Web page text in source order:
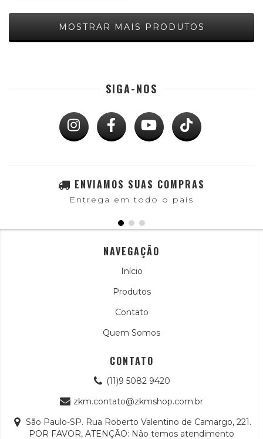
MOSTRAR MAIS PRODUTOS
SIGA-NOS
ENVIAMOS SUAS COMPRAS
Entrega em todo o país
NAVEGAÇÃO
Início
Produtos
Contato
Quem Somos
CONTATO
(11)9 5082 9420
zkm.contato@zkmshop.com.br
São Paulo-SP. Rua Roberto Valentino de Camargo, 221.
POR FAVOR, ATENÇÃO: Não temos atendimento